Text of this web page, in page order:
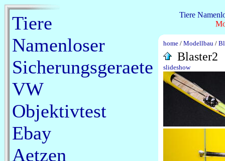
Tiere
Tiere
Namenloser
Sicherungsgeraete
VW
Objektivtest
Ebay
Aetzen
home / Modellbau /
Blaster2
slideshow